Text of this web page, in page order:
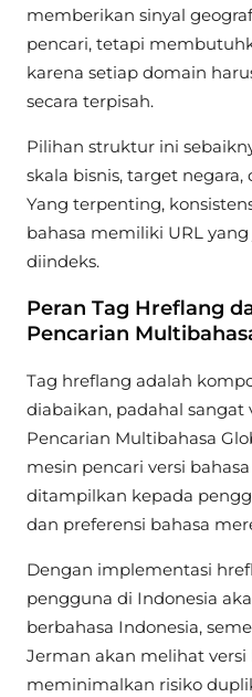
memberikan sinyal
pencari, tetapi
karena setiap domain
secara terpisah.
Pilihan struktur ini
skala bisnis, target
Yang terpenting,
bahasa memiliki URL
diindeks.
Peran Tag Hreflang
Pencarian
Tag hreflang adalah
diabaikan, padahal
Pencarian Multibahasa
mesin pencari versi
ditampilkan kepada
dan preferensi bahasa
Dengan implementasi
pengguna di Indonesia
berbahasa Indonesia,
Jerman akan melihat versi
meminimalkan risiko